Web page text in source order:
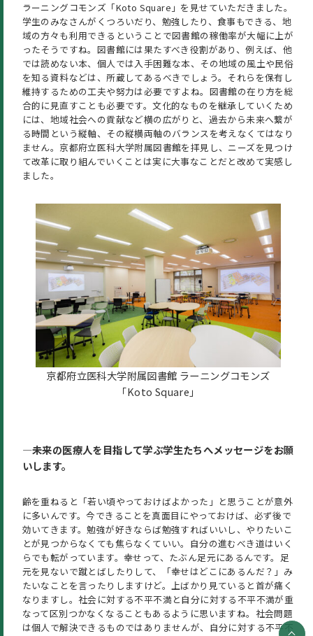
ラーニングコモンズ「Koto Square」を見せていただきました。
学生のみなさんがくつろいだり、勉強したり、食事もできる、地
域の方々も利用できるということで図書館の稼働率が大幅に上が
ったそうですね。図書館には果たすべき役割があり、例えば、他
では読めない本、個人では入手困難な本、その地域の風土や民俗
を知る資料などは、所蔵してあるべきでしょう。それらを保有し
維持するための工夫や努力は必要ですよね。図書館の在り方を総
合的に見直すことも必要です。文化的なものを継承していくため
には、地域社会への貢献など横の広がりと、過去から未来へ繋が
る時間という縦軸、その縦横両軸のバランスを考えなくてはなり
ません。京都府立医科大学附属図書館を拝見し、ニーズを見つけ
て改革に取り組んでいくことは実に大事なことだと改めて実感し
ました。
京都府立医科大学附属図書館 ラーニングコモンズ
「Koto Square」
―未来の医療人を目指して学ぶ学生たちへメッセージをお願
いします。
齢を重ねると「若い頃やっておけばよかった」と思うことが意外
に多いんです。今できることを真面目にやっておけば、必ず後で
効いてきます。勉強が好きならば勉強すればいいし、やりたいこ
とが見つからなくても焦らなくていい。自分の進むべき道はいく
らでも転がっています。幸せって、たぶん足元にあるんです。足
元を見ないで蹴とばしたりして、「幸せはどこにあるんだ？」み
たいなことを言ったりしますけど。上ばかり見ていると首が痛く
なりますし。社会に対する不平不満と自分に対する不平不満が重
なって区別つかなくなることもあるように思いますね。社会問題
は個人で解決できるものではありませんが、自分に対する不平不